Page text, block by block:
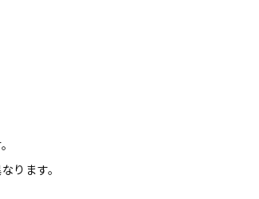
ります。